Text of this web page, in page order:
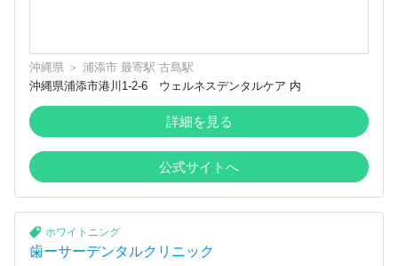
沖縄県 ＞ 浦添市 最寄駅 古島駅
沖縄県浦添市港川1-2-6 ウェルネスデンタルケア 内
詳細を見る
公式サイトへ
ホワイトニング
歯ーサーデンタルクリニック